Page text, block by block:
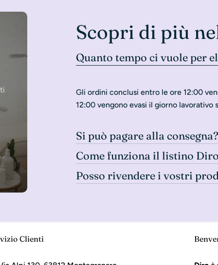
Scopri di più
Quanto tempo ci vuole per
Gli ordini conclusi entro le ore 12:00
12:00 vengono evasi il giorno lavorativo
Si può pagare alla consegna?
Come funziona il listino
Posso rivendere i vostri
Clienti